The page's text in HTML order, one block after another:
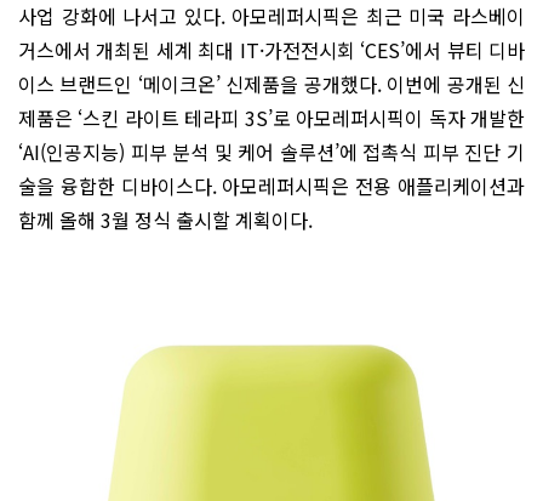
사업 강화에 나서고 있다. 아모레퍼시픽은 최근 미국 라스베이
거스에서 개최된 세계 최대 IT·가전전시회 ‘CES’에서 뷰티 디바
이스 브랜드인 ‘메이크온’ 신제품을 공개했다. 이번에 공개된 신
제품은 ‘스킨 라이트 테라피 3S’로 아모레퍼시픽이 독자 개발한
‘AI(인공지능) 피부 분석 및 케어 솔루션’에 접촉식 피부 진단 기
술을 융합한 디바이스다. 아모레퍼시픽은 전용 애플리케이션과
함께 올해 3월 정식 출시할 계획이다.